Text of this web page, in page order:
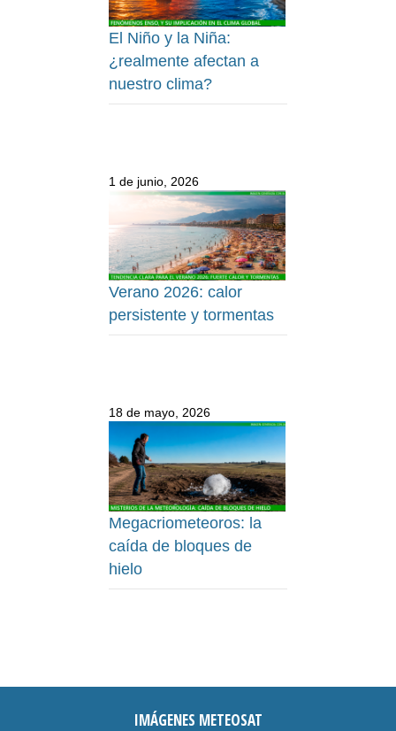
El Niño y la Niña:
¿realmente afectan a
nuestro clima?
1 de junio, 2026
Verano 2026: calor
persistente y tormentas
18 de mayo, 2026
Megacriometeoros: la
caída de bloques de
hielo
IMÁGENES METEOSAT